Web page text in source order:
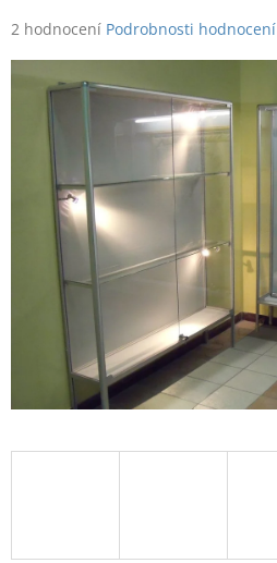
Průměrné
hvězdiček.
2 hodnocení Podrobnosti hodnocení